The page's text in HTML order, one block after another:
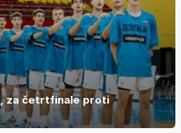
za četrtfinale proti